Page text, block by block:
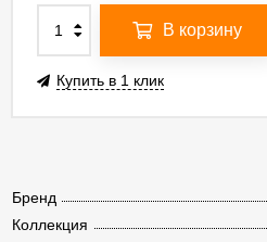
Бренд
Коллекция
В корзину
Купить в 1 клик